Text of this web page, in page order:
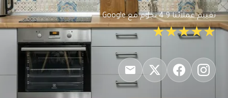
تقييم عملائنا 4.9 نجوم مع Google
★★★★★